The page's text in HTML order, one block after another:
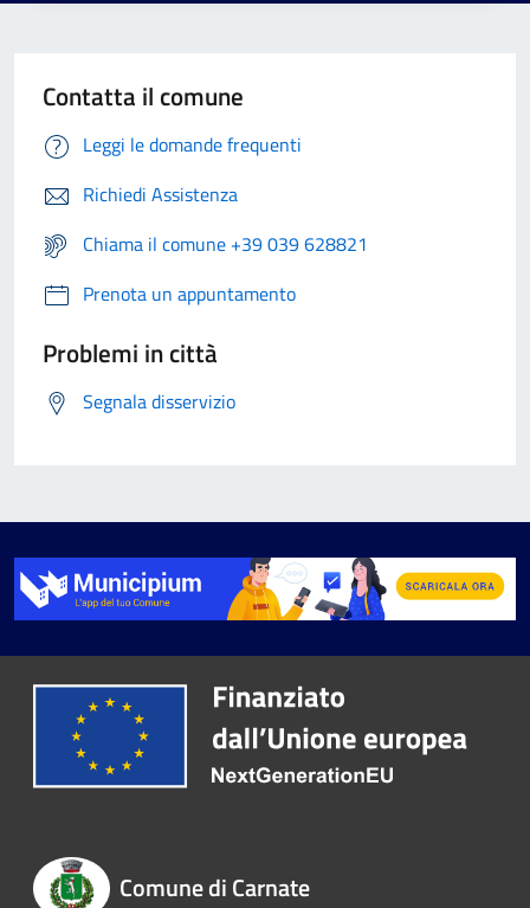
Contatta il comune
Leggi le domande frequenti
Richiedi Assistenza
Chiama il comune +39 039 628821
Prenota un appuntamento
Problemi in città
Segnala disservizio
Comune di Carnate